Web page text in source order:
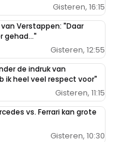
Gisteren, 16:15
Verstappen: "Daar
gehad..."
Gisteren, 12:55
de indruk van
ik heel veel respect voor"
Gisteren, 11:15
vs. Ferrari kan grote
Gisteren, 10:30